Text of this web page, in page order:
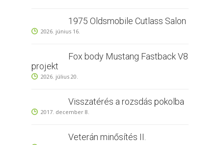
1975 Oldsmobile Cutlass Salon
2026. június 16.
Fox body Mustang Fastback V8
projekt
2026. július 20.
Visszatérés a rozsdás pokolba
2017. december 8.
Veterán minősítés II.